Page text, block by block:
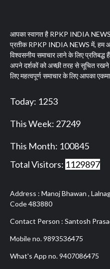
आपका स्वागत है RPKP INDIA NEWS –
प्रतीक RPKP INDIA NEWS में, हम
विश्वसनीय समाचार लाने के लिए
अपने दर्शकों को अच्छी तरह से सूचित
लिए महत्वपूर्ण समाचार के लिए आपका
Today: 1253
This Week: 27249
This Month: 100845
Total Visitors: 1129897
Address : Manoj Bhawan ,
Code 483880
Contact Person : Santosh
Mobile no. 9893536475
What's App no. 9407086475